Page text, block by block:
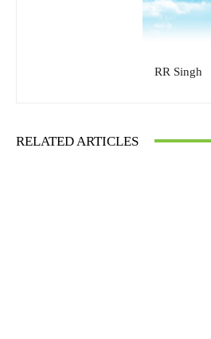
RR Singh
RELATED ARTICLES